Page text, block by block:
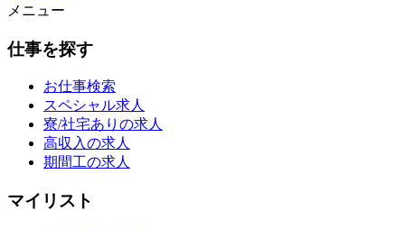
メニュー
仕事を探す
お仕事検索
スペシャル求人
寮/社宅ありの求人
高収入の求人
期間工の求人
マイリスト